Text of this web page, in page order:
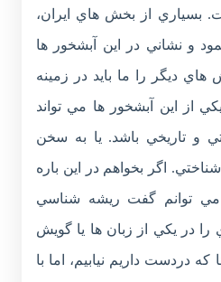
بسياري از بخش هاي ايران،
و نشاني در اين آبشخور ها
هاي ديگر را ما بايد در زمينه
از اين آبشخور ها مي تواند
و تاريخي باشد. يا به سخن
اگر بخواهم در اين باره
توانم گفت ريشه شناسي
در يکي از زبان ها يا گويش
دردست داريم نيابيم، اما با